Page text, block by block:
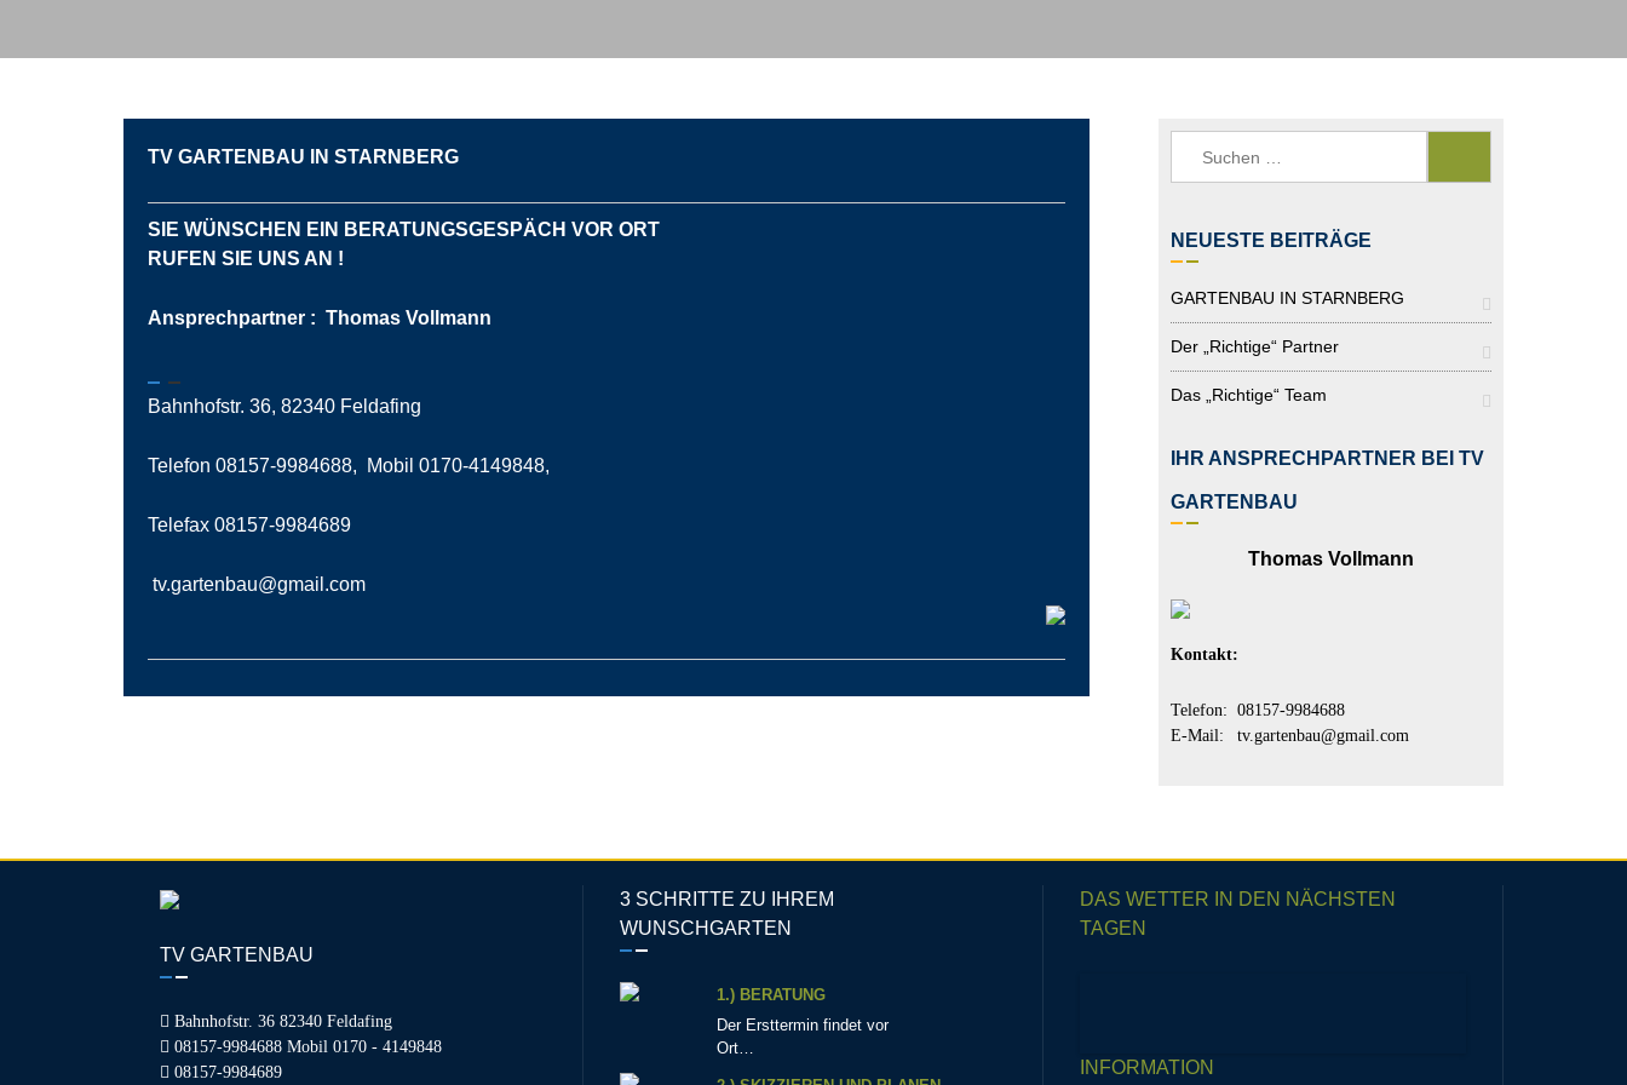
TV GARTENBAU IN STARNBERG
SIE WÜNSCHEN EIN BERATUNGSGESPÄCH VOR ORT
RUFEN SIE UNS AN !
Ansprechpartner : Thomas Vollmann
Bahnhofstr. 36, 82340 Feldafing
Telefon 08157-9984688, Mobil 0170-4149848,
Telefax 08157-9984689
tv.gartenbau@gmail.com
nach:
NEUESTE BEITRÄGE
GARTENBAU IN STARNBERG
Der „richtige“ Partner
Das „richtige“ Team
IHR ANSPRECHPARTNER BEI TV
GARTENBAU
Thomas Vollmann
Kontakt:
Telefon: 08157-9984688
E-Mail:
tv.gartenbau@gmail.com
TV GARTENBAU
Bahnhofstr. 36 82340 Feldafing
08157-9984688 Mobil 0170 - 4149848
08157-9984689
3 SCHRITTE ZU IHREM
WUNSCHGARTEN
1.) BERATUNG
Der Ersttermin findet vor
Ort…
DAS WETTER IN DEN NÄCHSTEN
TAGEN
INFORMATION